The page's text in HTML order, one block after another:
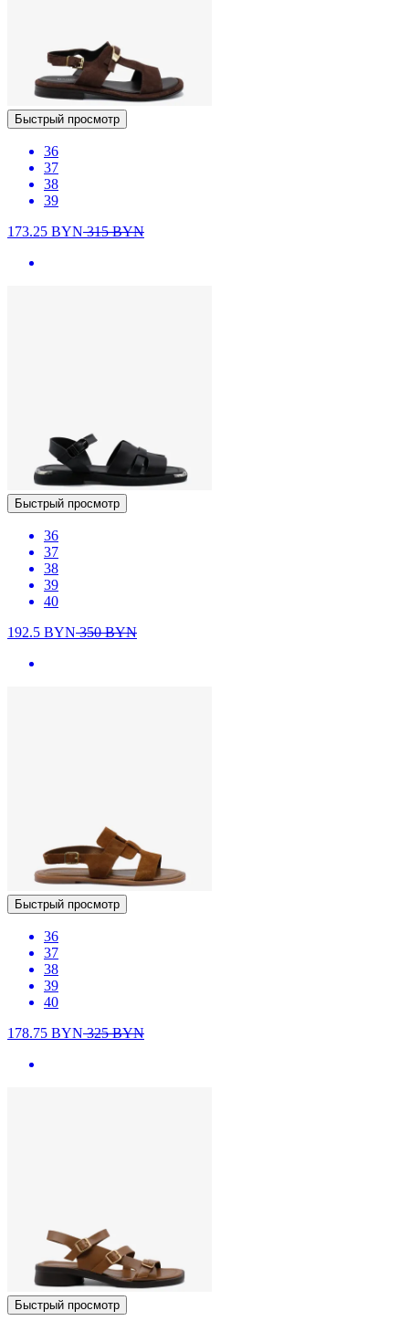
Быстрый просмотр
36
37
38
39
173.25 BYN315BYN
Быстрый просмотр
36
37
38
39
40
192.5 BYN350BYN
Быстрый просмотр
36
37
38
39
40
178.75 BYN325BYN
Быстрый просмотр